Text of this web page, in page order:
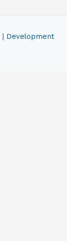
| Development